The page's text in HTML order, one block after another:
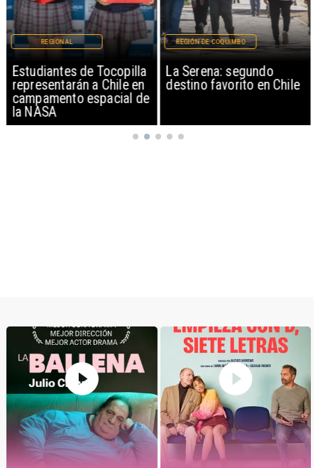
Estudiantes de Tocopilla
representarán a Chile en
campamento espacial de
la NASA
REGIONAL
La Serena: segundo
destino favorito en Chile
REGIÓN DE COQUIMBO